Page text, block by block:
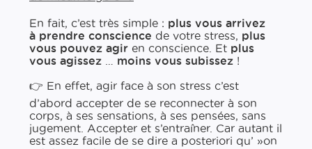
En fait, c’est très simple : plus vous arrivez
à prendre conscience de votre stress, plus
vous pouvez agir en conscience. Et plus
vous agissez
moins vous subissez !
👉 En effet, agir face à son stress c’est
d’abord accepter de se reconnecter à son
corps, à ses sensations, à ses pensées, sans
jugement. Accepter et s’entraîner. Car autant il
est assez facile de se dire a posteriori qu’ »on